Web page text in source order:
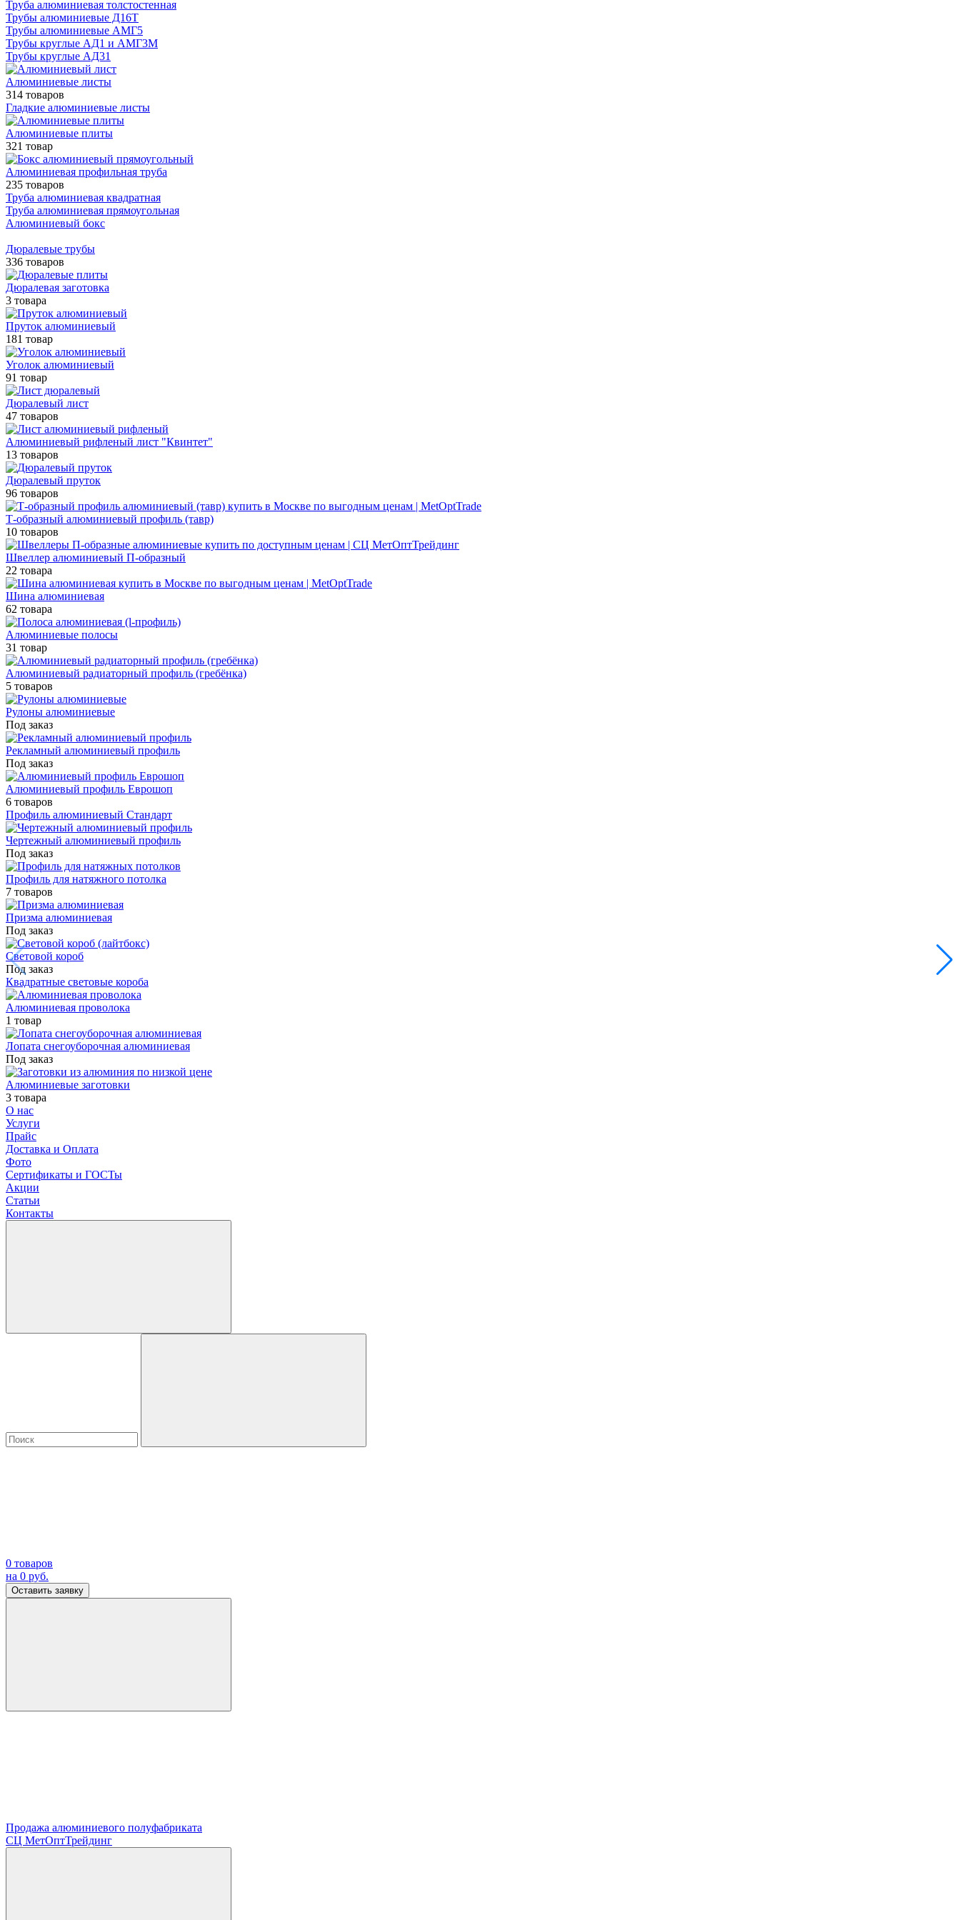
Труба алюминиевая толстостенная
Трубы алюминиевые Д16Т
Трубы алюминиевые АМГ5
Трубы круглые АД1 и АМГ3М
Трубы круглые АД31
Алюминиевые листы
314 товаров
Гладкие алюминиевые листы
Алюминиевые плиты
321 товар
Алюминиевая профильная труба
235 товаров
Труба алюминиевая квадратная
Труба алюминиевая прямоугольная
Алюминиевый бокс
Дюралевые трубы
336 товаров
Дюралевая заготовка
3 товара
Пруток алюминиевый
181 товар
Уголок алюминиевый
91 товар
Дюралевый лист
47 товаров
Алюминиевый рифленый лист "Квинтет"
13 товаров
Дюралевый пруток
96 товаров
Т-образный алюминиевый профиль (тавр)
10 товаров
Швеллер алюминиевый П-образный
22 товара
Шина алюминиевая
62 товара
Алюминиевые полосы
31 товар
Алюминиевый радиаторный профиль (гребёнка)
5 товаров
Рулоны алюминиевые
Под заказ
Рекламный алюминиевый профиль
Под заказ
Алюминиевый профиль Еврошоп
6 товаров
Профиль алюминиевый Стандарт
Чертежный алюминиевый профиль
Под заказ
Профиль для натяжного потолка
7 товаров
Призма алюминиевая
Под заказ
Световой короб
Под заказ
Квадратные световые короба
Алюминиевая проволока
1 товар
Лопата снегоуборочная алюминиевая
Под заказ
Алюминиевые заготовки
3 товара
О нас
Услуги
Прайс
Доставка и Оплата
Фото
Сертификаты и ГОСТы
Акции
Статьи
Контакты
0 товаров
на 0 руб.
Оставить заявку
Продажа алюминиевого полуфабриката
СЦ МетОптТрейдинг